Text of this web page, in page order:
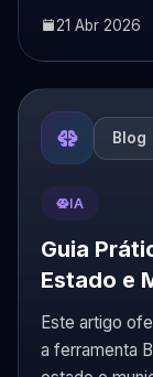
21 Abr 2026
Blog
IA
Guia
Estado e
Este artigo
a ferramenta